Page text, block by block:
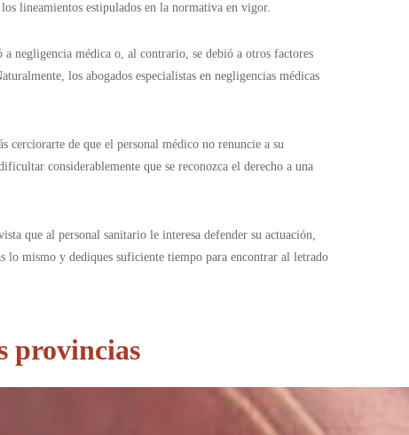
lineamientos estipulados en la normativa en vigor.
negligencia médica o, al contrario, se debió a otros factores
los abogados especialistas en negligencias médicas
cerciorarte de que el personal médico no renuncie a su
considerablemente que se reconozca el derecho a una
que al personal sanitario le interesa defender su actuación,
lo mismo y dediques suficiente tiempo para encontrar al letrado
provincias